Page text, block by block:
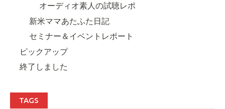
オーディオ素人の試聴レポ
新米ママあたふた日記
セミナー＆イベントレポート
ピックアップ
終了しました
TAGS